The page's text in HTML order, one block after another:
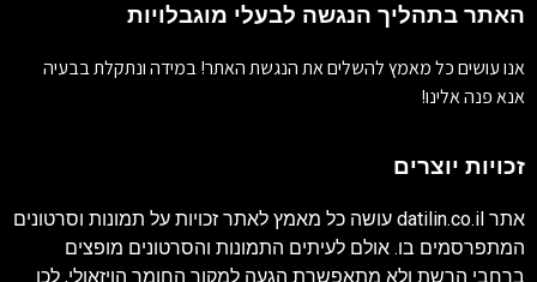
האתר בתהליך הנגשה לבעלי מוגבלויות
אנו עושים כל מאמץ להשלים את הנגשת האתר! במידה ונתקלת בבעיה
אנא פנה אלינו!
זכויות יוצרים
אתר datilin.co.il עושה כל מאמץ לאתר זכויות על תמונות וסרטונים
המתפרסמים בו. אולם לעיתים התמונות והסרטונים מופצים
ברחבי הרשת ולא מתאפשרת הגעה למקור החומר הויזאולי, לכן